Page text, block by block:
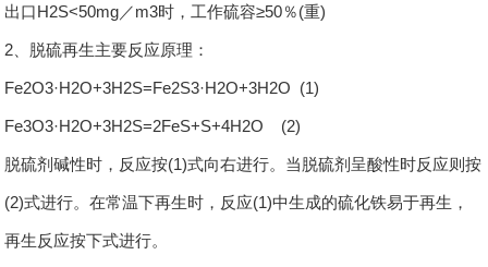
出口H2S<50mg／m3时，工作硫容≥50％(重)
2、脱硫再生主要反应原理：
Fe2O3·H2O+3H2S=Fe2S3·H2O+3H2O (1)
Fe3O3·H2O+3H2S=2FeS+S+4H2O (2)
脱硫剂碱性时，反应按(1)式向右进行。当脱硫剂呈酸性时反应则按
(2)式进行。在常温下再生时，反应(1)中生成的硫化铁易于再生，
再生反应按下式进行。